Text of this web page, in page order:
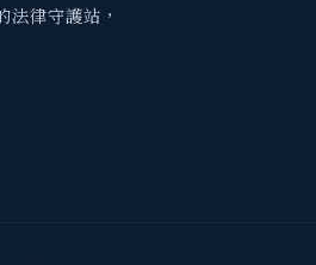
律守護站，